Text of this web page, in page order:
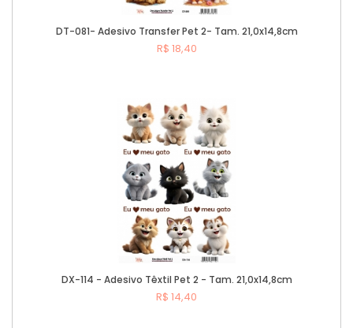
DT-081- Adesivo Transfer Pet 2- Tam. 21,0x14,8cm
R$ 18,40
DX-114 - Adesivo Têxtil Pet 2 - Tam. 21,0x14,8cm
R$ 14,40